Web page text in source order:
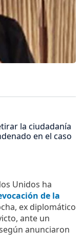
la ciudadanía
en el caso
Unidos ha
de la
ex diplomático
ante un
anunciaron